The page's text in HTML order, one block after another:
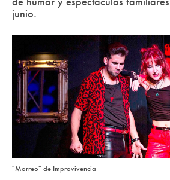
junio.
"Morreo" de Improvivencia